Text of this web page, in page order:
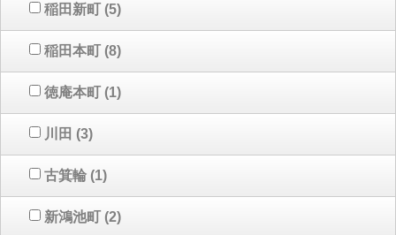
稲田新町 (5)
稲田本町 (8)
徳庵本町 (1)
川田 (3)
古箕輪 (1)
新鴻池町 (2)